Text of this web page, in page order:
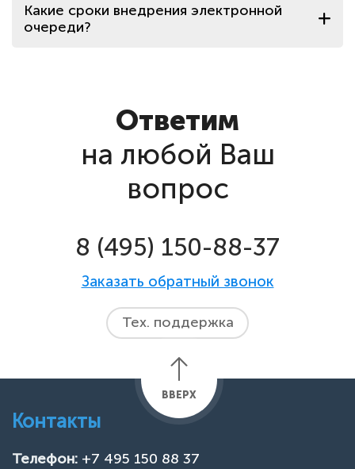
Какие сроки внедрения электронной
очереди?
Ответим
на любой Ваш
вопрос
8 (495) 150-88-37
Заказать обратный звонок
Тех. поддержка
ВВЕРХ
Контакты
Телефон: +7 495 150 88 37